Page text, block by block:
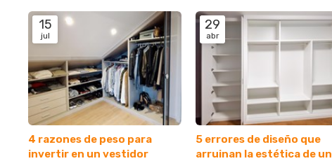
15
jul
4 razones de peso para
invertir en un vestidor
29
abr
5 errores de diseño que
arruinan la estética de un